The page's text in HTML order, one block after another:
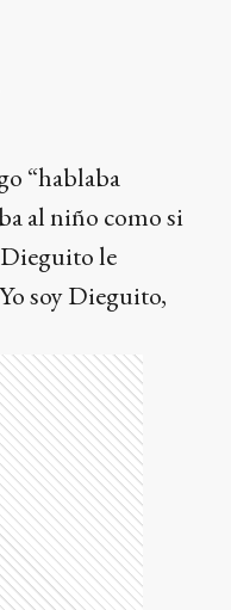
“hablaba
al niño como si
le
soy Dieguito,